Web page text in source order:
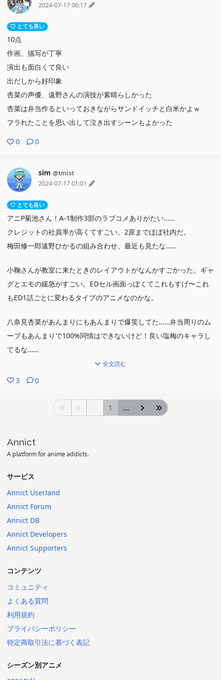
2024-07-17 06:17
とても良い
10点
作画、描写が丁寧
演出も面白くて良い
出だしから好印象
杏菜の声優、遠野さんの演技が素晴らしかった
杏菜は弁当作るといっておきながらサンドイッチと白米かよｗ
フラれたことを思い出して泣き出すシーンもよかった
0 0
sim @tmist
2024-07-17 01:01
とても良い
アニP菊池さん！A-1制作3部のラブコメありがたい……
クレジットの社員率が高くてすごい。2原までほぼ社内だ。
梅田修一郎遠野ひかるの組み合わせ、最近も見たな……
小鞠さんが教室に来たときのレイアウトがなんかすごかった。ギャ
グとエモの緩急がすごい。EDセル画面っぽくてこれもすげ〜これ
もED1話ごとに変わるタイプのアニメなのかな。
八奈見杏菜があんまりにもあんまりで爆笑してた……弁当周りのム
ーブもあんまりで100%同情はできないけど！良い塩梅のキャラし
てるな……
全文読む
3 0
... 1 ...
Annict
A platform for anime addicts.
サービス
Annict Userland
Annict Forum
Annict DB
Annict Developers
Annict Supporters
コンテンツ
コミュニティ
よくある質問
利用規約
プライバシーポリシー
特定商取引法に基づく表記
シーズン別アニメ